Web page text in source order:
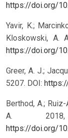
https://doi.org/
Yavir, K.;
Kloskowski, A.
https://doi.org/
Greer, A. J.;
5207. DOI:
Berthod, A.;
A.
https://doi.org/